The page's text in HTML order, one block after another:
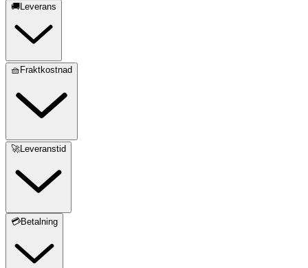
🚚Leverans
🧺Fraktkostnad
🚀Leveranstid
💳Betalning